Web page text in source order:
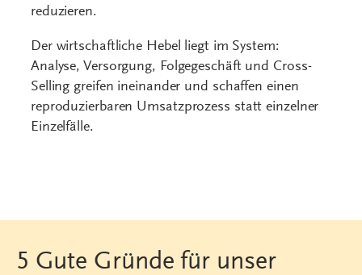
reduzieren.
Der wirtschaftliche Hebel liegt im System:
Analyse, Versorgung, Folgegeschäft und Cross-
Selling greifen ineinander und schaffen einen
reproduzierbaren Umsatzprozess statt einzelner
Einzelfälle.
5 Gute Gründe für unser